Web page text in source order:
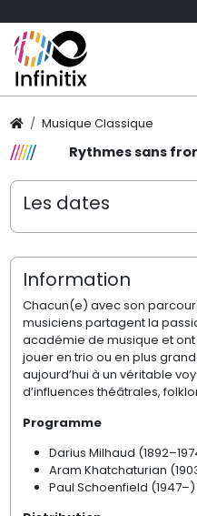
Musique Classique
Rythmes sans
Les dates
Information
Chacun(e) avec son
musiciens partagent la
académie de musique et
jouer en trio ou en plus
aujourd’hui à un véritable
d’influences théâtrales,
Programme
Darius Milhaud
Aram Khatchaturian
Paul Schoenfield